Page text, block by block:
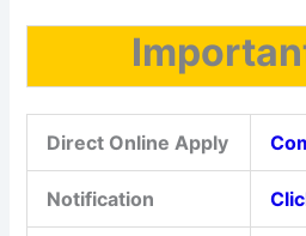
Direct Online Apply
Notification